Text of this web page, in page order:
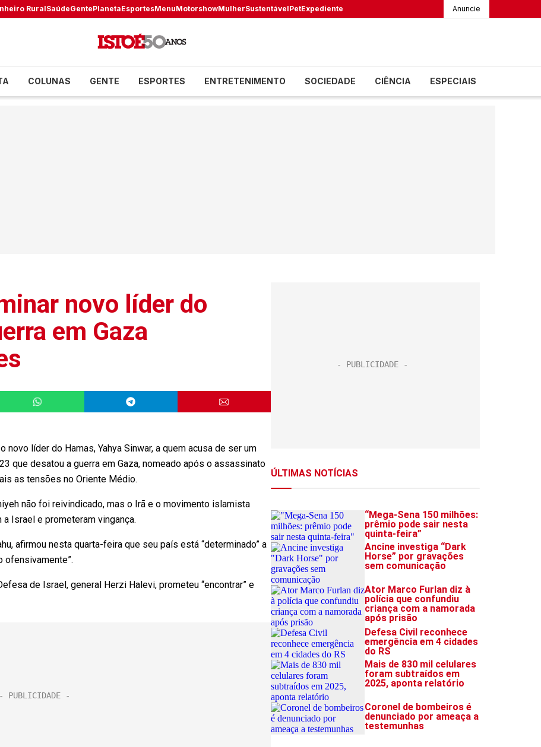
RuralSaúdeGentePlanetaEsportesMenuMotorshowMulherSustentávelPetExpediente Anuncie
COLUNAS GENTE ESPORTES ENTRETENIMENTO SOCIEDADE CIÊNCIA ESPECIAIS
novo líder do
em Gaza
líder do Hamas, Yahya Sinwar, a quem acusa de ser um
que desatou a guerra em Gaza, nomeado após o assassinato
as tensões no Oriente Médio.
não foi reivindicado, mas o Irã e o movimento islamista
Israel e prometeram vingança.
afirmou nesta quarta-feira que seu país está “determinado” a
ofensivamente”.
de Israel, general Herzi Halevi, prometeu “encontrar” e